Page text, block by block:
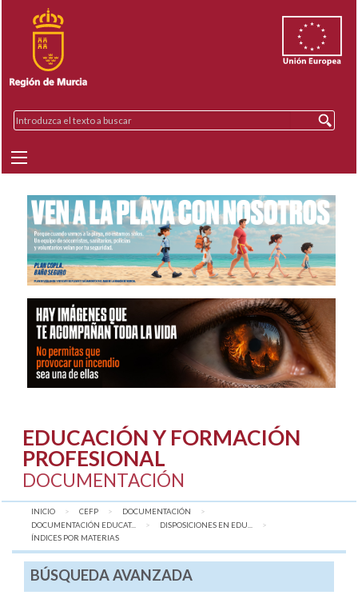
EDUCACIÓN Y FORMACIÓN
PROFESIONAL
DOCUMENTACIÓN
INICIO CEFP
DOCUMENTACIÓN
DOCUMENTACIÓN EDUCAT...
DISPOSICIONES EN EDU...
AQUÍ:
ÍNDICES POR MATERIAS
BÚSQUEDA AVANZADA